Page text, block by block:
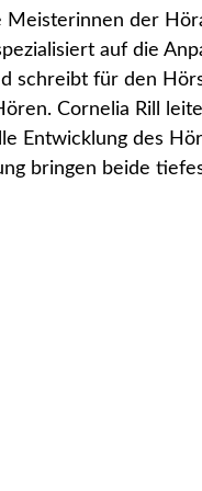
Meisterinnen der
auf die
schreibt für den
Cornelia Rill
Entwicklung des
bringen beide